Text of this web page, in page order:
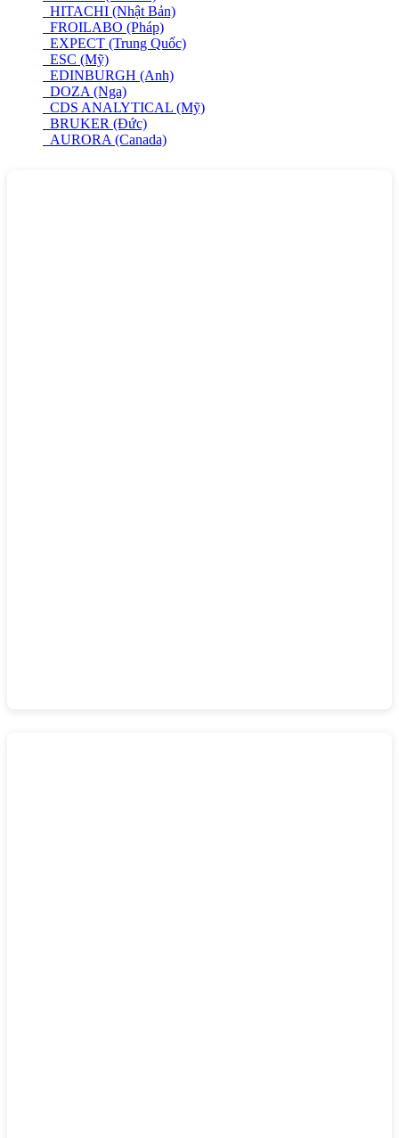
HITACHI (Nhật Bản)
FROILABO (Pháp)
EXPECT (Trung Quốc)
ESC (Mỹ)
EDINBURGH (Anh)
DOZA (Nga)
CDS ANALYTICAL (Mỹ)
BRUKER (Đức)
AURORA (Canada)